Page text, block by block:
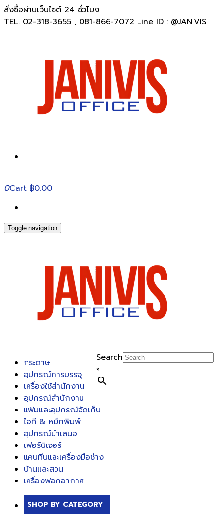
สั่งซื้อผ่านเว็บไซต์ 24 ชั่วโมง
TEL. 02-318-3655 , 081-866-7072 Line ID : @JANIVIS
0Cart ฿0.00
Toggle navigation
Search
×
กระดาษ
อุปกรณ์การบรรจุ
เครื่องใช้สำนักงาน
อุปกรณ์สำนักงาน
แฟ้มและอุปกรณ์จัดเก็บ
ไอที & หมึกพิมพ์
อุปกรณ์นำเสนอ
เฟอร์นิเจอร์
แคนทีนและเครื่องมือช่าง
บ้านและสวน
เครื่องฟอกอากาศ
SHOP BY CATEGORY